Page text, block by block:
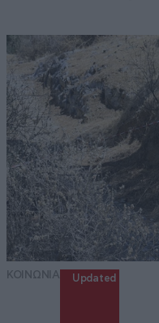
ΚΟΙΝΩΝΙΑ Updated